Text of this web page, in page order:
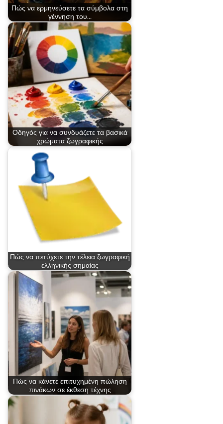
Πώς να ερμηνεύσετε τα σύμβολα στη
γέννηση του…
Οδηγός για να συνδυάζετε τα βασικά
χρώματα ζωγραφικής
Πώς να πετύχετε την τέλεια ζωγραφική
ελληνικής σημαίας
Πώς να κάνετε επιτυχημένη πώληση
πινάκων σε έκθεση τέχνης